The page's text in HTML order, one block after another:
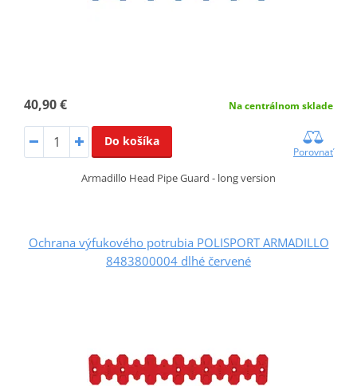
40,90 € Na centrálnom sklade
Do košíka
Porovnať
Armadillo Head Pipe Guard - long version
Ochrana výfukového potrubia POLISPORT ARMADILLO
8483800004 dlhé červené